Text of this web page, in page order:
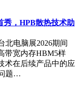
秀，HPB散热技术助
北电脑展2026期间
带宽内存HBM5样
术在后续产品中的应
题…